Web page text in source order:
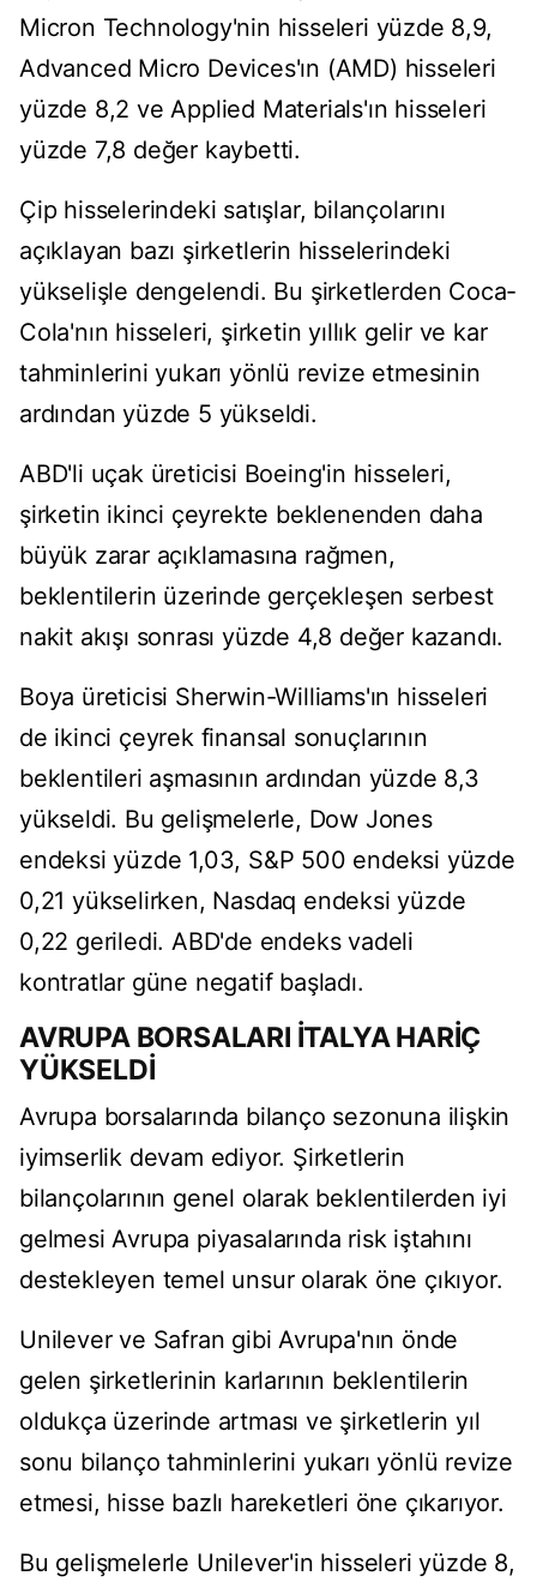
Micron Technology'nin hisseleri yüzde 8,9,
Advanced Micro Devices'ın (AMD) hisseleri
yüzde 8,2 ve Applied Materials'ın hisseleri
yüzde 7,8 değer kaybetti.
Çip hisselerindeki satışlar, bilançolarını
açıklayan bazı şirketlerin hisselerindeki
yükselişle dengelendi. Bu şirketlerden Coca-
Cola'nın hisseleri, şirketin yıllık gelir ve kar
tahminlerini yukarı yönlü revize etmesinin
ardından yüzde 5 yükseldi.
ABD'li uçak üreticisi Boeing'in hisseleri,
şirketin ikinci çeyrekte beklenenden daha
büyük zarar açıklamasına rağmen,
beklentilerin üzerinde gerçekleşen serbest
nakit akışı sonrası yüzde 4,8 değer kazandı.
Boya üreticisi Sherwin-Williams'ın hisseleri
de ikinci çeyrek finansal sonuçlarının
beklentileri aşmasının ardından yüzde 8,3
yükseldi. Bu gelişmelerle, Dow Jones
endeksi yüzde 1,03, S&P 500 endeksi yüzde
0,21 yükselirken, Nasdaq endeksi yüzde
0,22 geriledi. ABD'de endeks vadeli
kontratlar güne negatif başladı.
AVRUPA BORSALARI İTALYA HARİÇ
YÜKSELDİ
Avrupa borsalarında bilanço sezonuna ilişkin
iyimserlik devam ediyor. Şirketlerin
bilançolarının genel olarak beklentilerden iyi
gelmesi Avrupa piyasalarında risk iştahını
destekleyen temel unsur olarak öne çıkıyor.
Unilever ve Safran gibi Avrupa'nın önde
gelen şirketlerinin karlarının beklentilerin
oldukça üzerinde artması ve şirketlerin yıl
sonu bilanço tahminlerini yukarı yönlü revize
etmesi, hisse bazlı hareketleri öne çıkarıyor.
Bu gelişmelerle Unilever'in hisseleri yüzde 8,